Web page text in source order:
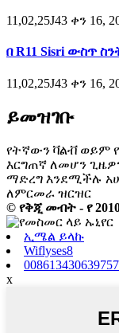
11,02,25J43 ቀን 16,
በ R11 Sisri ውስጥ
11,02,25J43 ቀን 16,
ይመዝገቡ
የትኛውን ቫልቭ ወይም
እርግጠኛ ለመሆን
ማድረግ እንደሚችሉ
ለምርመራ ዝርዝር
© የቅጂ መብት - የ
ኢሜል ይላኩ
Wiflyses8
008613430639757
x